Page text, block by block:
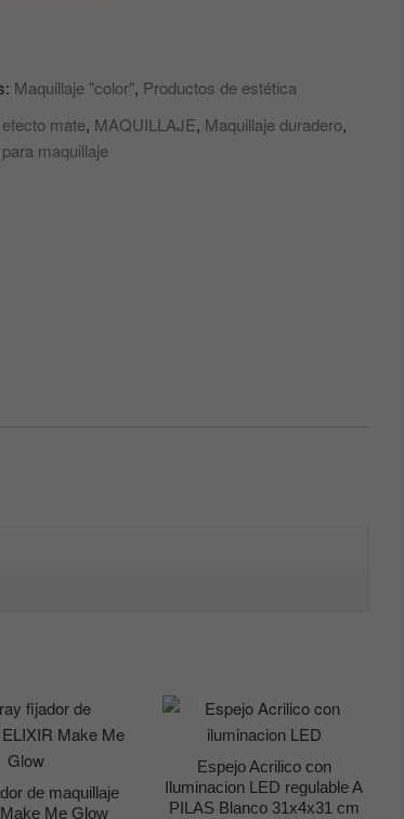
Maquillaje "color", Productos de estética
efecto mate, MAQUILLAJE, Maquillaje duradero,
maquillaje
de maquillaje
Me Glow
Espejo Acrilico con
Iluminacion LED regulable A
PILAS Blanco 31x4x31 cm